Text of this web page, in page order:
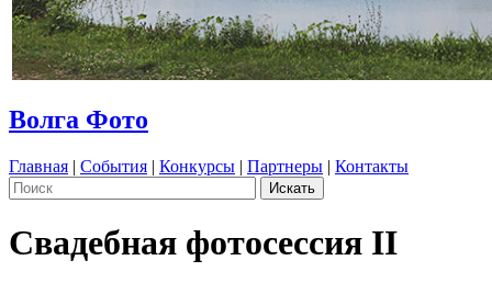
Волга Фото
Главная | События | Конкурсы | Партнеры | Контакты
Свадебная фотосессия II